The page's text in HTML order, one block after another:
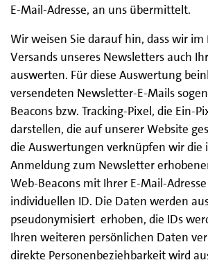
E-Mail-Adresse, an uns übermittelt.
Wir weisen Sie darauf hin, dass wir im
Versands unseres Newsletters auch
auswerten. Für diese Auswertung
versendeten Newsletter-E-Mails
Beacons bzw. Tracking-Pixel, die Ein-
darstellen, die auf unserer Website
die Auswertungen verknüpfen wir die
Anmeldung zum Newsletter
Web-Beacons mit Ihrer E-Mail-
individuellen ID. Die Daten werden
pseudonymisiert erhoben, die IDs
Ihren weiteren persönlichen Daten
direkte Personenbeziehbarkeit wird